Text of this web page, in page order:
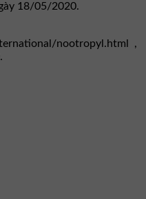
18/05/2020.
nootropyl.html ,